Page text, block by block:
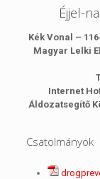
Éjjel-
Kék Vonal –
Magyar Lelki
Internet
Áldozatsegítő
Csatolmányok